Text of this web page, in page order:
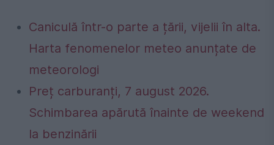
Caniculă într-o parte a țării, vijelii în alta.
Harta fenomenelor meteo anunțate de
meteorologi
Preț carburanți, 7 august 2026.
Schimbarea apărută înainte de weekend
la benzinării